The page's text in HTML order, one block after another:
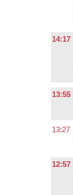
14:17
13:55
13:27
12:57